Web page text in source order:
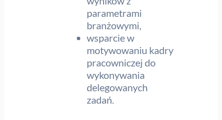
parametrami
branżowymi,
wsparcie w
motywowaniu kadry
pracowniczej do
wykonywania
delegowanych
zadań.